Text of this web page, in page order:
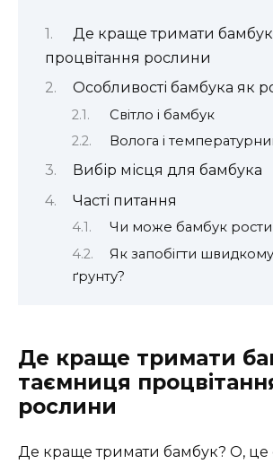
Де краще тримати
процвітання рослини
Особливості бамбука як
Світло і бамбук
Волога і
Вибір місця для бамбука
Часті питання
Чи може бамбук рости
Як запобігти
ґрунту?
Де краще тримати
таємниця
рослини
Де краще тримати бамбук? О, це